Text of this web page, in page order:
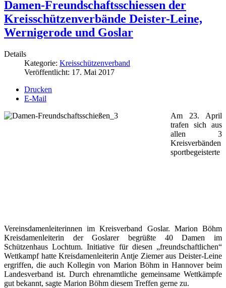
Damen-Freundschaftsschiessen der
Kreisschützenverbände Deister-Leine,
Wernigerode und Goslar
Details
Kategorie: Kreisschützenverband
Veröffentlicht: 17. Mai 2017
Drucken
E-Mail
Am 23. April
trafen sich aus
allen 3
Kreisverbänden
sportbegeisterte
Vereinsdamenleiterinnen im Kreisverband Goslar. Marion Böhm
Kreisdamenleiterin der Goslarer begrüßte 40 Damen im
Schützenhaus Lochtum. Initiative für diesen „freundschaftlichen“
Wettkampf hatte Kreisdamenleiterin Antje Ziemer aus Deister-Leine
ergriffen, die auch Kollegin von Marion Böhm in Hannover beim
Landesverband ist. Durch ehrenamtliche gemeinsame Wettkämpfe
gut bekannt, sagte Marion Böhm diesem Treffen gerne zu.